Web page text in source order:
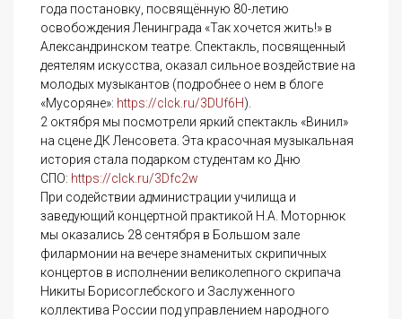
года постановку, посвящённую 80-летию
освобождения Ленинграда «Так хочется жить!» в
Александринском театре. Спектакль, посвященный
деятелям искусства, оказал сильное воздействие на
молодых музыкантов (подробнее о нем в блоге
«Мусоряне»: https://clck.ru/3DUf6H).
2 октября мы посмотрели яркий спектакль «Винил»
на сцене ДК Ленсовета. Эта красочная музыкальная
история стала подарком студентам ко Дню
СПО: https://clck.ru/3Dfc2w
При содействии администрации училища и
заведующий концертной практикой Н.А. Моторнюк
мы оказались 28 сентября в Большом зале
филармонии на вечере знаменитых скрипичных
концертов в исполнении великолепного скрипача
Никиты Борисоглебского и Заслуженного
коллектива России под управлением народного